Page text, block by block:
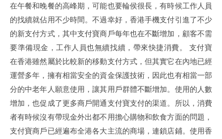
在午餐和晚餐的高峰期，可能也要輪侯很長，有時候工作人員
的找續就佔用不少時間。不過幸好，香港手機支付引進了不少
的新支付方式，其中支付寶商戶每年也在不斷增加，顧客不需
要準備現金，工作人員也無續找續，帶來快捷消費。 支付寶
在香港雖然屬於比較新的移動支付方式，但其實它在內地已經
運營多年，擁有相當安全的資金保護技術，因此也有相當一部
分的中老年人願意使用，讓其用戶群體不斷增加。使用的人數
增加，也促成了更多商戶開通支付寶支付的渠道。所以，消費
者有時候沒有帶現金外出都不用擔心購物和飲食方面的問題，
支付寶商戶已經遍布全港各大主流的商場，連鎖店鋪。使用香